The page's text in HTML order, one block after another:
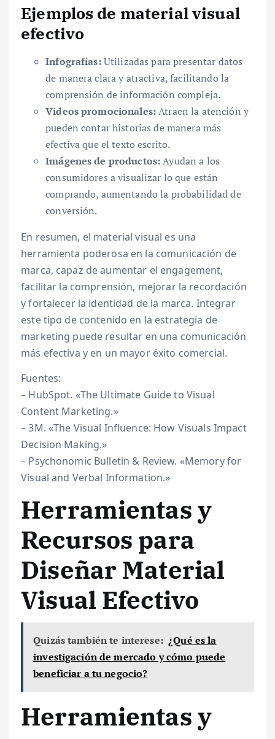
Ejemplos de material visual
efectivo
Infografías:Utilizadas para presentar datos
de manera clara y atractiva, facilitando la
comprensión de información compleja.
Videos promocionales:Atraen la atención y
pueden contar historias de manera más
efectiva que el texto escrito.
Imágenes de productos:Ayudan a los
consumidores a visualizar lo que están
comprando, aumentando la probabilidad de
conversión.
En resumen, el material visual es una
herramienta poderosa en la comunicación de
marca, capaz de aumentar el engagement,
facilitar la comprensión, mejorar la recordación
y fortalecer la identidad de la marca. Integrar
este tipo de contenido en la estrategia de
marketing puede resultar en una comunicación
más efectiva y en un mayor éxito comercial.
Fuentes:
– HubSpot. «The Ultimate Guide to Visual
Content Marketing.»
– 3M. «The Visual Influence: How Visuals Impact
Decision Making.»
– Psychonomic Bulletin & Review. «Memory for
Visual and Verbal Information.»
Herramientas y
Recursos para
Diseñar Material
Visual Efectivo
Quizás también te interese: ¿Qué es la
investigación de mercado y cómo puede
beneficiar a tu negocio?
Herramientas y